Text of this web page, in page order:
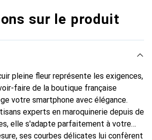
sur le produit
pleine fleur représente les exigences,
faire de la boutique française
votre smartphone avec élégance.
experts en maroquinerie depuis de
elle s'adapte parfaitement à votre
ses courbes délicates lui confèrent